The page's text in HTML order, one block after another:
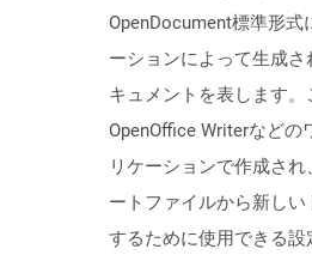
OpenDocument標準形式
ーションによって生成
キュメントを表します
OpenOffice Writerなどの
リケーションで作成さ
ートファイルから新し
するために使用できる設